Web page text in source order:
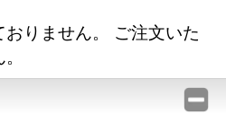
りません。 ご注文いた